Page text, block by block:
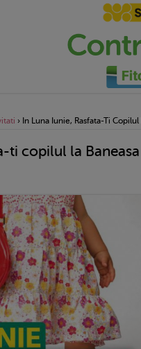
› In Luna Iunie, Rasfata-Ti Copilul
ti copilul la Baneasa